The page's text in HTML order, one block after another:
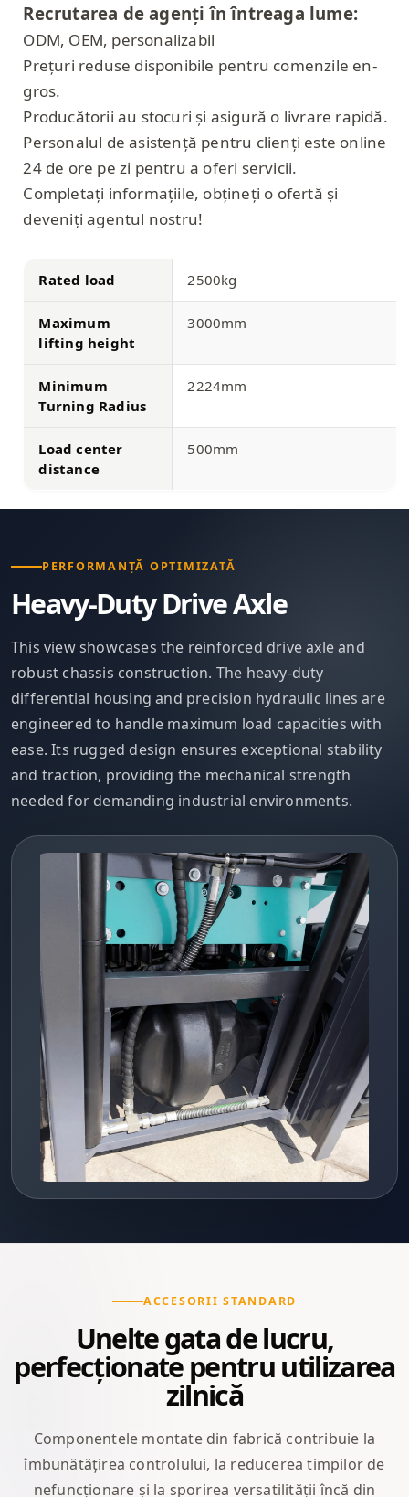
Recrutarea de agenți în întreaga lume:
ODM, OEM, personalizabil
Prețuri reduse disponibile pentru comenzile en-
gros.
Producătorii au stocuri și asigură o livrare rapidă.
Personalul de asistență pentru clienți este online
24 de ore pe zi pentru a oferi servicii.
Completați informațiile, obțineți o ofertă și
deveniți agentul nostru!
Rated load 2500kg
Maximum
lifting height
3000mm
Minimum
Turning Radius
2224mm
Load center
distance
500mm
PERFORMANȚĂ OPTIMIZATĂ
Heavy-Duty Drive Axle
This view showcases the reinforced drive axle and
robust chassis construction. The heavy-duty
differential housing and precision hydraulic lines are
engineered to handle maximum load capacities with
ease. Its rugged design ensures exceptional stability
and traction, providing the mechanical strength
needed for demanding industrial environments.
ACCESORII STANDARD
Unelte gata de lucru,
perfecționate pentru utilizarea
zilnică
Componentele montate din fabrică contribuie la
îmbunătățirea controlului, la reducerea timpilor de
nefuncționare și la sporirea versatilității încă din